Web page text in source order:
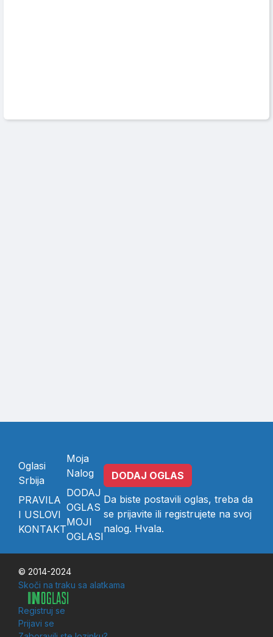
Oglasi
Srbija
PRAVILA
I USLOVI
KONTAKT
Moja
Nalog
DODAJ
OGLAS
MOJI
OGLASI
DODAJ OGLAS
Da biste postavili oglas, treba da
se prijavite ili registrujete na svoj
nalog. Hvala.
© 2014-2024
Skoči na traku sa alatkama
Registruj se
Prijavi se